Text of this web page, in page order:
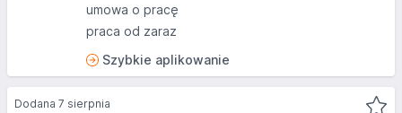
umowa o pracę
praca od zaraz
Szybkie aplikowanie
Dodana 7 sierpnia